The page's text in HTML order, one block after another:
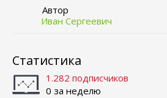
Автор
Иван Сергеевич
Статистика
1.282 подписчиков
0 за неделю